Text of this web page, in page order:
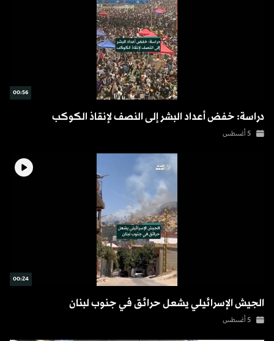
00:56
دراسة: خفض أعداد البشر إلى النصف لإنقاذ الكوكب
5 أغسطس
00:24
الجيش الإسرائيلي يشعل حرائق في جنوب لبنان
5 أغسطس